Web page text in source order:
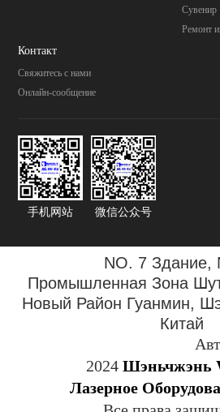
Cувенир
Pемонт
Контакт
Свяжитесь с нами
Онлайн-сообщение
手机网站 微信公众号
NO. 7 Здание,
Промышленная Зона
Новый Район Гуанмин,
Китай
2024 Шэньчжэнь
Лазерное